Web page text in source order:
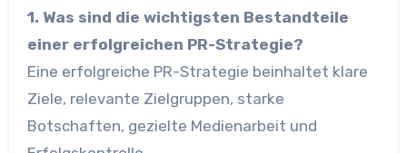
1. Was sind die wichtigsten Bestandteile
einer erfolgreichen PR-Strategie?
Eine erfolgreiche PR-Strategie beinhaltet klare
Ziele, relevante Zielgruppen, starke
Botschaften, gezielte Medienarbeit und